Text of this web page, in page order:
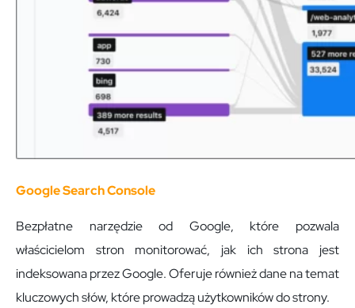
Google Search Console
Bezpłatne narzędzie od Google, które pozwala
właścicielom stron monitorować, jak ich strona jest
indeksowana przez Google. Oferuje również dane na temat
kluczowych słów, które prowadzą użytkowników do strony.